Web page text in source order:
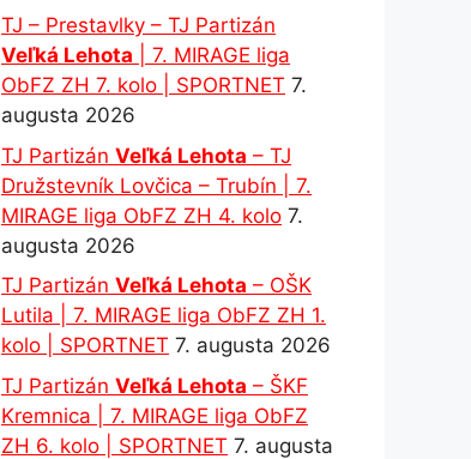
TJ – Prestavlky – TJ Partizán
Veľká Lehota | 7. MIRAGE liga
ObFZ ZH 7. kolo | SPORTNET 7.
augusta 2026
TJ Partizán Veľká Lehota – TJ
Družstevník Lovčica – Trubín | 7.
MIRAGE liga ObFZ ZH 4. kolo 7.
augusta 2026
TJ Partizán Veľká Lehota – OŠK
Lutila | 7. MIRAGE liga ObFZ ZH 1.
kolo | SPORTNET 7. augusta 2026
TJ Partizán Veľká Lehota – ŠKF
Kremnica | 7. MIRAGE liga ObFZ
ZH 6. kolo | SPORTNET 7. augusta